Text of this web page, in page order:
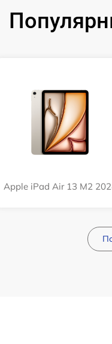
Apple iPad Air 13 M2